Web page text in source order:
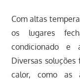
Com altas
os lugares
condicionado e
Diversas
calor, como as